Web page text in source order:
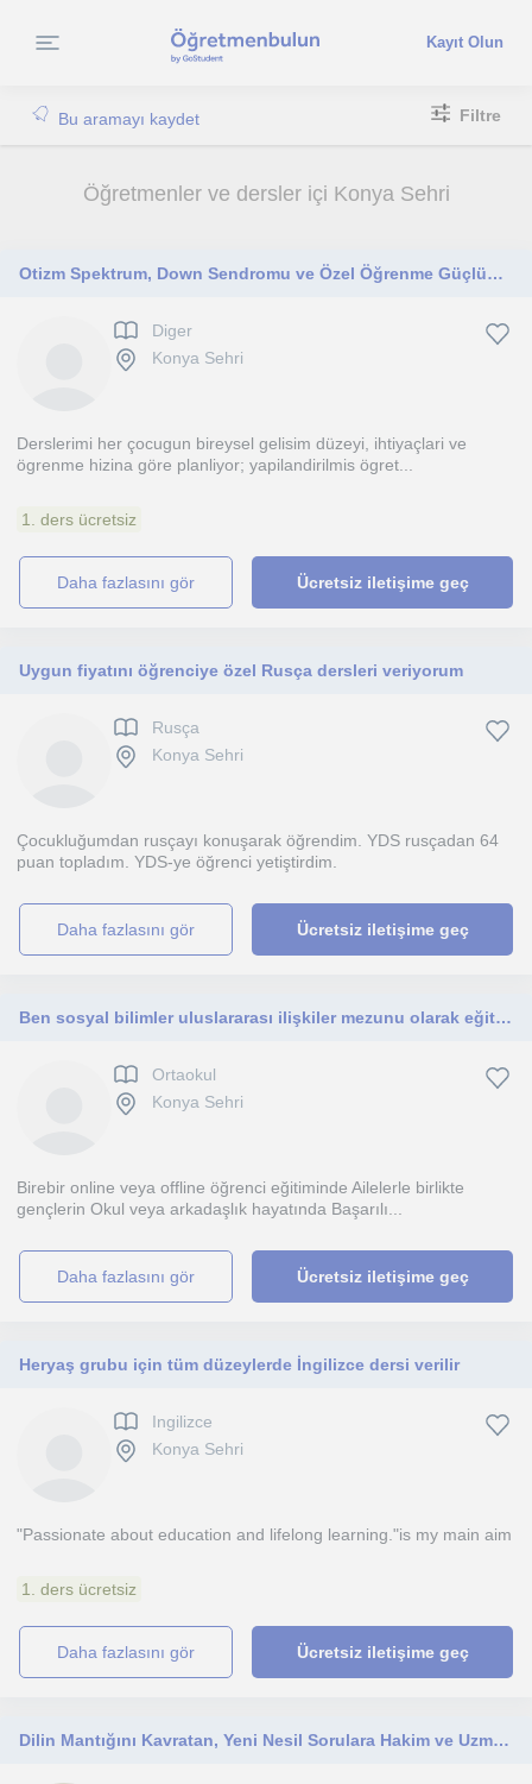
Kayıt Olun
Bu aramayı kaydet Filtre
Öğretmenler ve dersler içi Konya Sehri
Otizm Spektrum, Down Sendromu ve Özel Öğrenme Güçlüğü tanılı öğrencilere özel ders ve tanısısız çocuklara oyun ablalığı yapıyorum
Diger
Konya Sehri
Derslerimi her çocugun bireysel gelisim düzeyi, ihtiyaçlari ve
ögrenme hizina göre planliyor; yapilandirilmis ögret...
1. ders ücretsiz
daha fazlasını gör Ücretsiz iletişime geç
Uygun fiyatını öğrenciye özel Rusça dersleri veriyorum
Rusça
Konya Sehri
Çocukluğumdan rusçayı konuşarak öğrendim. YDS rusçadan 64
puan topladım. YDS-ye öğrenci yetiştirdim.
daha fazlasını gör Ücretsiz iletişime geç
Ben sosyal bilimler uluslararası ilişkiler mezunu olarak eğitim koçluğu da yapmaya başladım orta ve lise düzeyinde Danışmanlık yap
Ortaokul
Konya Sehri
Birebir online veya offline öğrenci eğitiminde Ailelerle birlikte
gençlerin Okul veya arkadaşlık hayatında Başarılı...
daha fazlasını gör Ücretsiz iletişime geç
Heryaş grubu için tüm düzeylerde İngilizce dersi verilir
Ingilizce
Konya Sehri
"Passionate about education and lifelong learning."is my main aim
1. ders ücretsiz
daha fazlasını gör Ücretsiz iletişime geç
Dilin Mantığını Kavratan, Yeni Nesil Sorulara Hakim ve Uzman Türkçe Öğretmeni